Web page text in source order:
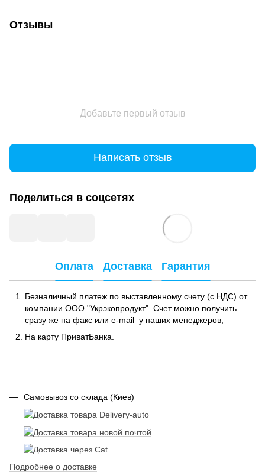
Отзывы
Добавьте первый отзыв
Написать отзыв
Поделиться в соцсетях
Оплата Доставка Гарантия
Безналичный платеж по выставленному счету (с НДС) от
компании ООО "Укрэкопродукт". Счет можно получить
сразу же на факс или e-mail у наших менеджеров;
На карту ПриватБанка.
Самовывоз со склада (Киев)
Подробнее о доставке